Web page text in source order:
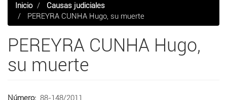
Inicio
Causas judiciales
PEREYRA CUNHA Hugo, su muerte
PEREYRA CUNHA Hugo,
su muerte
Número
88-148/2011